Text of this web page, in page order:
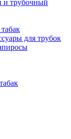
и трубочный
для трубок